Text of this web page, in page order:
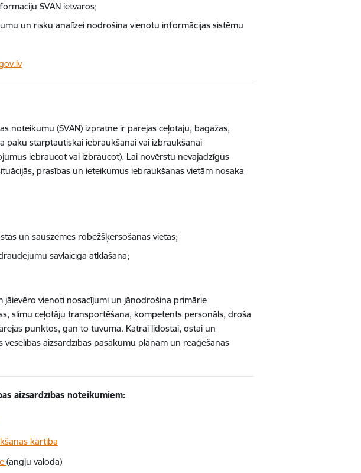
SVAN ietvaros;
un risku analīzei nodrošina vienotu informācijas sistēmu
noteikumu (SVAN) izpratnē ir pārejas ceļotāju, bagāžas,
starptautiskai iebraukšanai vai izbraukšanai
iebraucot vai izbraucot). Lai novērstu nevajadzīgus
prasības un ieteikumus iebraukšanas vietām nosaka
un sauszemes robežšķērsošanas vietās;
savlaicīga atklāšana;
jāievēro vienoti nosacījumi un jānodrošina primārie
slimu ceļotāju transportēšana, kompetents personāls, droša
punktos, gan to tuvumā. Katrai lidostai, ostai un
aizsardzības pasākumu plānam un reaģēšanas
aizsardzības noteikumiem:
kārtība
(angļu valodā)